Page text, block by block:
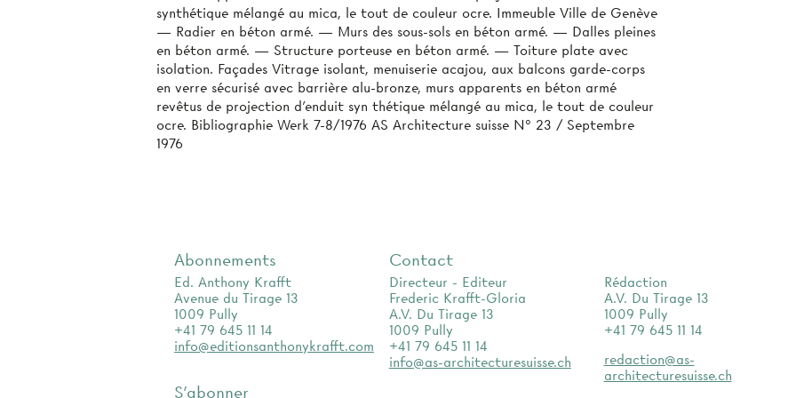
synthétique mélangé au mica, le tout de couleur ocre. Immeuble Ville de Genève
— Radier en béton armé. — Murs des sous-sols en béton armé. — Dalles pleines
en béton armé. — Structure porteuse en béton armé. — Toiture plate avec
isolation. Façades Vitrage isolant, menuiserie acajou, aux balcons garde-corps
en verre sécurisé avec barrière alu-bronze, murs apparents en béton armé
revêtus de projection d’enduit syn­ thétique mélangé au mica, le tout de couleur
ocre. Bibliographie Werk 7-8/1976 AS Architecture suisse N° 23 / Septembre
1976
Abonnements
Ed. Anthony Krafft
Avenue du Tirage 13
1009 Pully
+41 79 645 11 14
info@editionsanthonykrafft.com
S'abonner
Contact
Directeur - Editeur
Frederic Krafft-Gloria
A.V. Du Tirage 13
1009 Pully
+41 79 645 11 14
info@as-architecturesuisse.ch
Rédaction
A.V. Du Tirage 13
1009 Pully
+41 79 645 11 14
redaction@as-
architecturesuisse.ch